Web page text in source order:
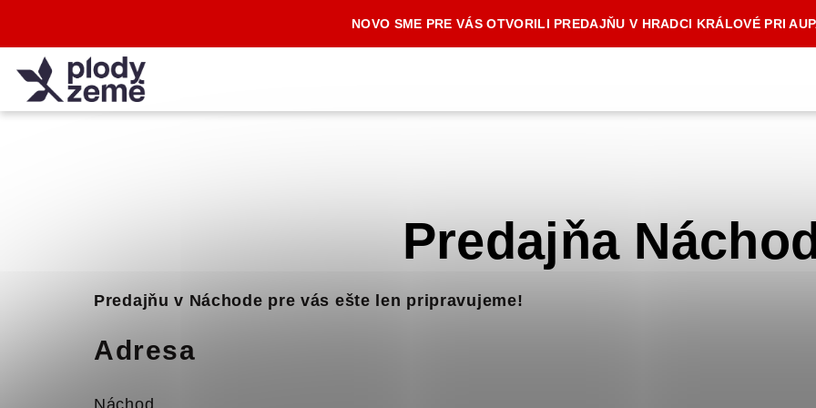
NOVO SME PRE VÁS OTVORILI PREDAJŇU V HRADCI KRÁLOVÉ PRI
Predajňa
Predajňu v Náchode pre vás ešte len pripravujeme!
Adresa
Náchod